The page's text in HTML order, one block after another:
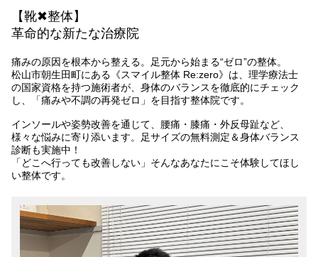
【靴✖︎整体】
革命的な新たな治療院
痛みの原因を根本から整える。足元から始まる“ゼロ”の整体。
松山市朝生田町にある《スマイル整体 Re:zero》は、理学療法士
の国家資格を持つ施術者が、身体のバランスを徹底的にチェック
し、「痛みや不調の再発ゼロ」を目指す整体院です。
インソールや姿勢改善を通じて、腰痛・膝痛・外反母趾など、
様々な悩みに寄り添います。足サイズの無料測定＆身体バランス
診断も実施中！
「どこへ行っても改善しない」そんなあなたにこそ体験してほし
い整体です。